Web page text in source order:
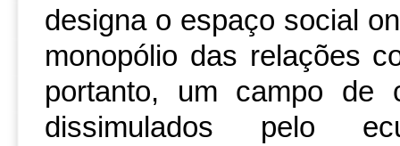
designa o espaço social
monopólio das relações
portanto, um campo de
dissimulados pelo